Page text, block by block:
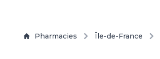
Pharmacies Île-de-France